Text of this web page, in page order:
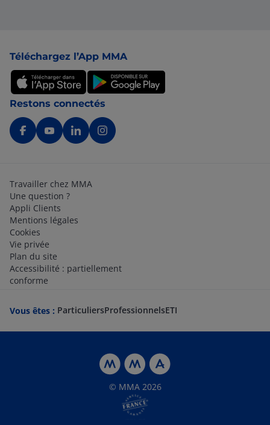
Téléchargez l’App MMA
Restons connectés
Travailler chez MMA
Une question ?
Appli Clients
Mentions légales
Cookies
Vie privée
Plan du site
Accessibilité : partiellement
conforme
Vous êtes : ParticuliersProfessionnelsETI
© MMA 2026